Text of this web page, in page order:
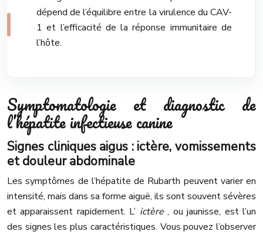
dépend de l’équilibre entre la virulence du CAV-
1 et l’efficacité de la réponse immunitaire de
l’hôte.
Symptomatologie et diagnostic de
l’hépatite infectieuse canine
Signes cliniques aigus : ictère, vomissements
et douleur abdominale
Les symptômes de l’hépatite de Rubarth peuvent varier en
intensité, mais dans sa forme aiguë, ils sont souvent sévères
et apparaissent rapidement. L’ ictère, ou jaunisse, est l’un
des signes les plus caractéristiques. Vous pouvez l’observer